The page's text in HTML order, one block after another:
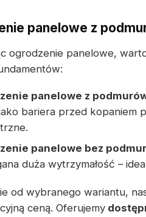
panelowe z
ogrodzenie panelowe,
panelowe z
jako bariera przed
panelowe bez
duża wytrzymałość –
od wybranego wariantu,
ceną. Oferujemy